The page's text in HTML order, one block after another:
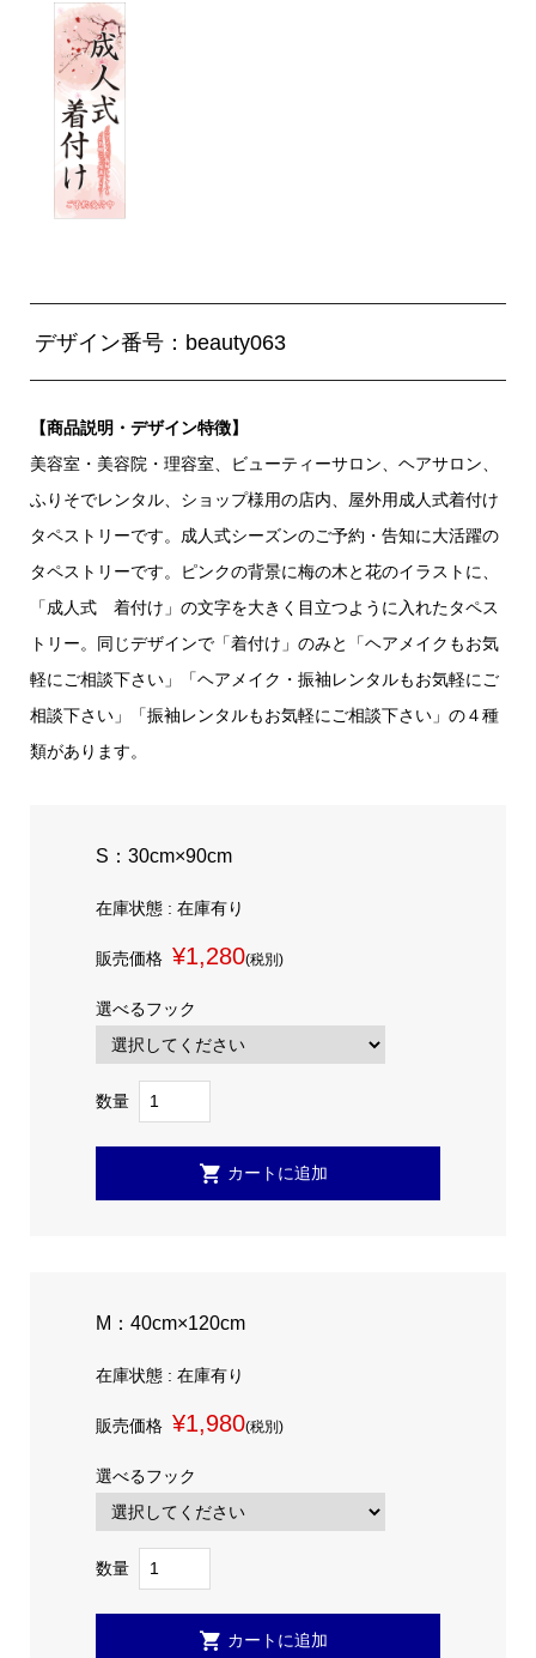
デザイン番号：beauty063
【商品説明・デザイン特徴】
美容室・美容院・理容室、ビューティーサロン、ヘアサロン、
ふりそでレンタル、ショップ様用の店内、屋外用成人式着付け
タペストリーです。成人式シーズンのご予約・告知に大活躍の
タペストリーです。ピンクの背景に梅の木と花のイラストに、
「成人式 着付け」の文字を大きく目立つように入れたタペス
トリー。同じデザインで「着付け」のみと「ヘアメイクもお気
軽にご相談下さい」「ヘアメイク・振袖レンタルもお気軽にご
相談下さい」「振袖レンタルもお気軽にご相談下さい」の４種
類があります。
S：30cm×90cm
在庫状態 : 在庫有り
販売価格 ¥1,280(税別)
選べるフック
数量
M：40cm×120cm
在庫状態 : 在庫有り
販売価格 ¥1,980(税別)
選べるフック
数量